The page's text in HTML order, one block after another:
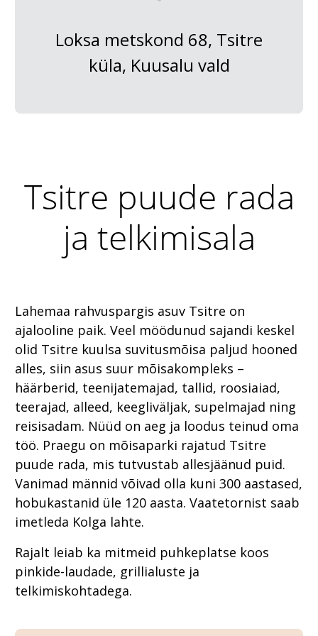
Loksa metskond 68, Tsitre
küla, Kuusalu vald
Tsitre puude rada
ja telkimisala
Lahemaa rahvuspargis asuv Tsitre on
ajalooline paik. Veel möödunud sajandi keskel
olid Tsitre kuulsa suvitusmõisa paljud hooned
alles, siin asus suur mõisakompleks –
häärberid, teenijatemajad, tallid, roosiaiad,
teerajad, alleed, keegliväljak, supelmajad ning
reisisadam. Nüüd on aeg ja loodus teinud oma
töö. Praegu on mõisaparki rajatud Tsitre
puude rada, mis tutvustab allesjäänud puid.
Vanimad männid võivad olla kuni 300 aastased,
hobukastanid üle 120 aasta. Vaatetornist saab
imetleda Kolga lahte.
Rajalt leiab ka mitmeid puhkeplatse koos
pinkide-laudade, grillialuste ja
telkimiskohtadega.